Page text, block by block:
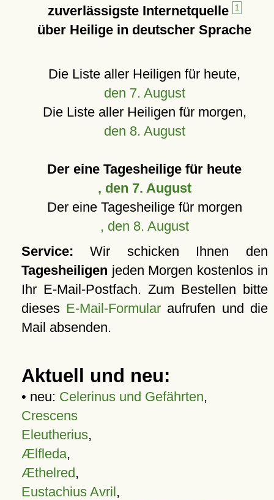
zuverlässigste Internetquelle
1
über Heilige in deutscher Sprache
Die Liste aller Heiligen für heute,
den 7. August
Die Liste aller Heiligen für morgen,
den 8. August
Der eine Tagesheilige für heute
, den 7. August
Der eine Tagesheilige für morgen
, den 8. August
Service: Wir schicken Ihnen den
Tagesheiligen jeden Morgen kostenlos in
Ihr E-Mail-Postfach. Zum Bestellen bitte
dieses E-Mail-Formular aufrufen und die
Mail absenden.
Aktuell und neu:
• neu: Celerinus und Gefährten,
Crescens
Eleutherius,
Ælfleda,
Æthelred,
Eustachius Avril,